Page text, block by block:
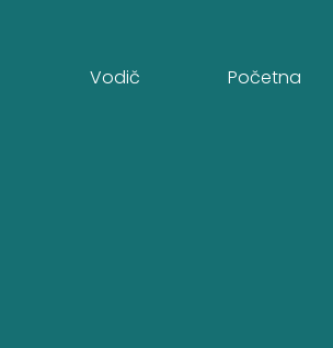
Vodič Početna